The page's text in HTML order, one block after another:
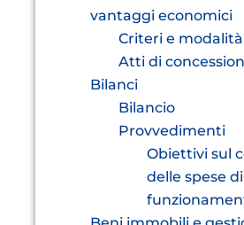
vantaggi economici
Criteri e modalità
Atti di
Bilanci
Bilancio
Provvedimenti
Obiettivi sul
delle spese di